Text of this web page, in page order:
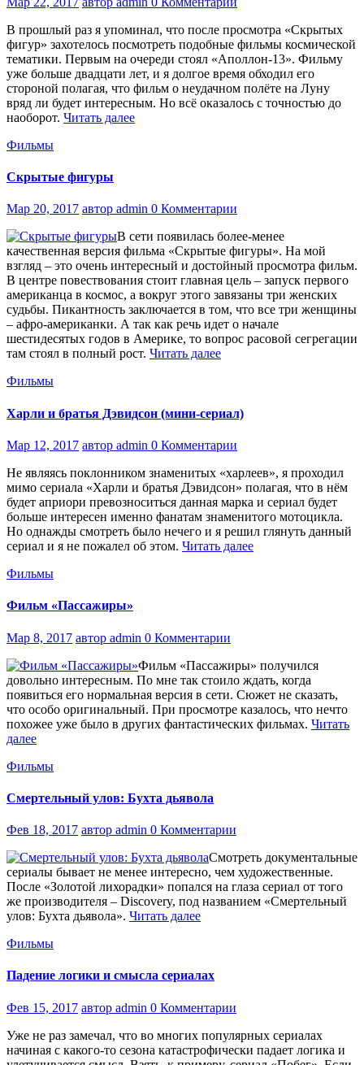
В прошлый раз я упоминал, что после просмотра «Скрытых
фигур» захотелось посмотреть подобные фильмы космической
тематики. Первым на очереди стоял «Аполлон-13». Фильму
уже больше двадцати лет, и я долгое время обходил его
стороной полагая, что фильм о неудачном полёте на Луну
вряд ли будет интересным. Но всё оказалось с точностью до
наоборот. Читать далее
Фильмы
Скрытые фигуры
Мар 20, 2017 автор admin 0 Комментарии
В сети появилась более-менее
качественная версия фильма «Скрытые фигуры». На мой
взгляд – это очень интересный и достойный просмотра фильм.
В центре повествования стоит главная цель – запуск первого
американца в космос, а вокруг этого завязаны три женских
судьбы. Пикантность заключается в том, что все три женщины
– афро-американки. А так как речь идет о начале
шестидесятых годов в Америке, то вопрос расовой сегрегации
там стоял в полный рост. Читать далее
Фильмы
Харли и братья Дэвидсон (мини-сериал)
Мар 12, 2017 автор admin 0 Комментарии
Не являясь поклонником знаменитых «харлеев», я проходил
мимо сериала «Харли и братья Дэвидсон» полагая, что в нём
будет априори превозноситься данная марка и сериал будет
больше интересен именно фанатам знаменитого мотоцикла.
Но однажды смотреть было нечего и я решил глянуть данный
сериал и я не пожалел об этом. Читать далее
Фильмы
Фильм «Пассажиры»
Мар 8, 2017 автор admin 0 Комментарии
Фильм «Пассажиры» получился
довольно интересным. По мне так стоило ждать, когда
появиться его нормальная версия в сети. Сюжет не сказать,
что особо оригинальный. При просмотре казалось, что нечто
похожее уже было в других фантастических фильмах. Читать
далее
Фильмы
Смертельный улов: Бухта дьявола
Фев 18, 2017 автор admin 0 Комментарии
Смотреть документальные
сериалы бывает не менее интересно, чем художественные.
После «Золотой лихорадки» попался на глаза сериал от того
же производителя – Discovery, под названием «Смертельный
улов: Бухта дьявола». Читать далее
Фильмы
Падение логики и смысла сериалах
Фев 15, 2017 автор admin 0 Комментарии
Уже не раз замечал, что во многих популярных сериалах
начиная с какого-то сезона катастрофически падает логика и